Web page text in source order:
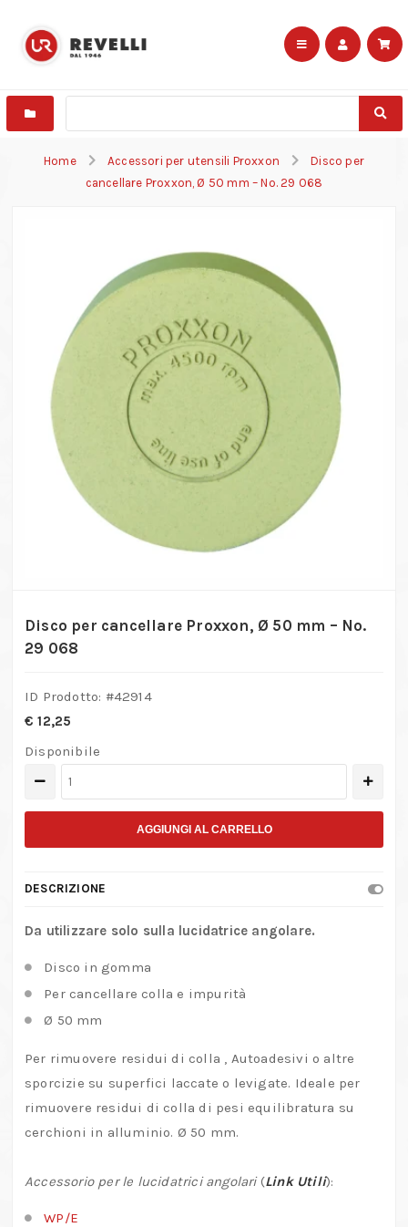
Home Accessori per utensili Proxxon
Disco per
cancellare Proxxon, Ø 50 mm – No. 29 068
Disco per cancellare Proxxon, Ø 50 mm – No.
29 068
ID Prodotto: #42914
€ 12,25
Disponibile
Proxxon,
50
mm
No.
29
068
AGGIUNGI AL CARRELLO
DESCRIZIONE
Da utilizzare solo sulla lucidatrice angolare.
Disco in gomma
Per cancellare colla e impurità
Ø 50 mm
Per rimuovere residui di colla , Autoadesivi o altre
sporcizie su superfici laccate o levigate. Ideale per
rimuovere residui di colla di pesi equilibratura su
cerchioni in alluminio. Ø 50 mm.
Accessorio per le lucidatrici angolari(Link Utili):
WP/E